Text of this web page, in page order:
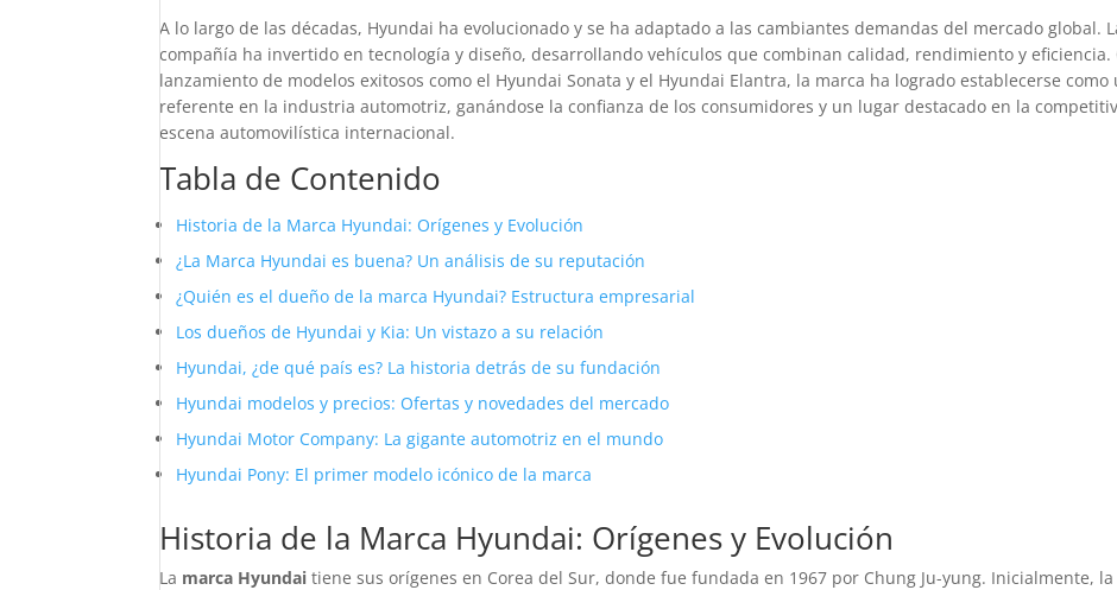
A lo largo de las décadas, Hyundai ha evolucionado y se ha adaptado a las cambiantes demandas del mercado global.
compañía ha invertido en tecnología y diseño, desarrollando vehículos que combinan calidad, rendimiento y eficiencia.
lanzamiento de modelos exitosos como el Hyundai Sonata y el Hyundai Elantra, la marca ha logrado establecerse como
referente en la industria automotriz, ganándose la confianza de los consumidores y un lugar destacado en la
escena automovilística internacional.
Tabla de Contenido
Historia de la Marca Hyundai: Orígenes y Evolución
¿La Marca Hyundai es buena? Un análisis de su reputación
¿Quién es el dueño de la marca Hyundai? Estructura empresarial
Los dueños de Hyundai y Kia: Un vistazo a su relación
Hyundai, ¿de qué país es? La historia detrás de su fundación
Hyundai modelos y precios: Ofertas y novedades del mercado
Hyundai Motor Company: La gigante automotriz en el mundo
Hyundai Pony: El primer modelo icónico de la marca
Historia de la Marca Hyundai: Orígenes y Evolución
La marca Hyundai tiene sus orígenes en Corea del Sur, donde fue fundada en 1967 por Chung Ju-yung. Inicialmente, la